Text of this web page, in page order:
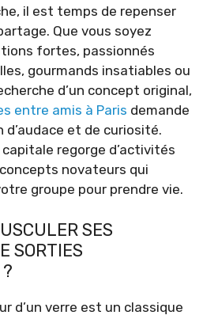
il est temps de repenser
Que vous soyez
fortes, passionnés
gourmands insatiables ou
d’un concept original,
entre amis à Paris demande
d’audace et de curiosité.
regorge d’activités
novateurs qui
groupe pour prendre vie.
SES
SORTIES
d’un verre est un classique